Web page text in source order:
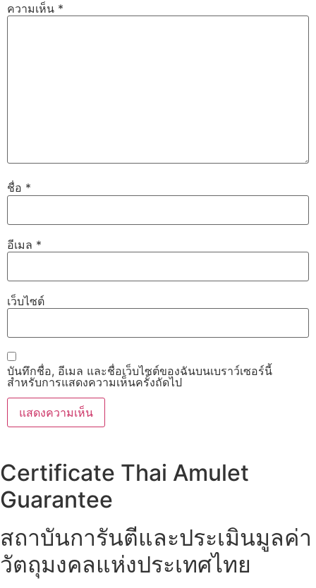
ความเห็น *
ชื่อ *
อีเมล *
เว็บไซต์
บันทึกชื่อ, อีเมล และชื่อเว็บไซต์ของฉันบนเบราว์เซอร์นี้
สำหรับการแสดงความเห็นครั้งถัดไป
Certificate Thai Amulet
Guarantee
สถาบันการันตีและประเมินมูลค่า
วัตถุมงคลแห่งประเทศไทย